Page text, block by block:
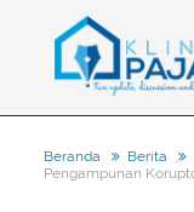
Beranda Berita
Pengampunan